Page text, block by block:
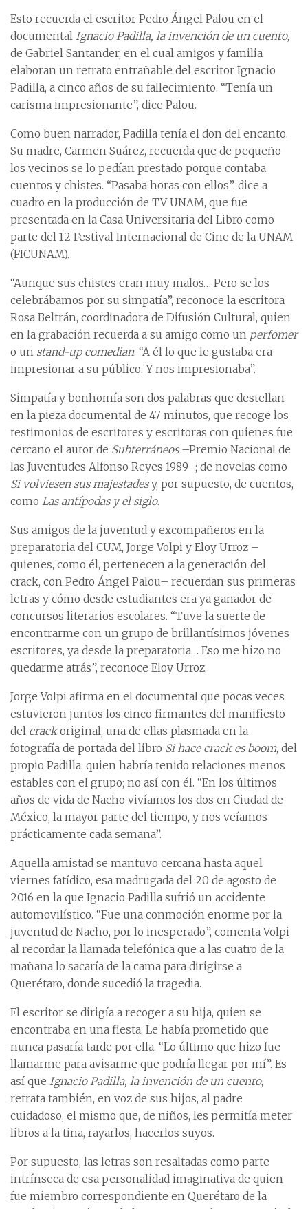
Esto recuerda el escritor Pedro Ángel Palou en el
documental Ignacio Padilla, la invención de un cuento,
de Gabriel Santander, en el cual amigos y familia
elaboran un retrato entrañable del escritor Ignacio
Padilla, a cinco años de su fallecimiento. “Tenía un
carisma impresionante”, dice Palou.
Como buen narrador, Padilla tenía el don del encanto.
Su madre, Carmen Suárez, recuerda que de pequeño
los vecinos se lo pedían prestado porque contaba
cuentos y chistes. “Pasaba horas con ellos”, dice a
cuadro en la producción de TV UNAM, que fue
presentada en la Casa Universitaria del Libro como
parte del 12 Festival Internacional de Cine de la UNAM
(FICUNAM).
“Aunque sus chistes eran muy malos… Pero se los
celebrábamos por su simpatía”, reconoce la escritora
Rosa Beltrán, coordinadora de Difusión Cultural, quien
en la grabación recuerda a su amigo como un perfomer
o un stand-up comedian: “A él lo que le gustaba era
impresionar a su público. Y nos impresionaba”.
Simpatía y bonhomía son dos palabras que destellan
en la pieza documental de 47 minutos, que recoge los
testimonios de escritores y escritoras con quienes fue
cercano el autor de Subterráneos–Premio Nacional de
las Juventudes Alfonso Reyes 1989–; de novelas como
Si volviesen sus majestadesy, por supuesto, de cuentos,
como Las antípodas y el siglo.
Sus amigos de la juventud y excompañeros en la
preparatoria del CUM, Jorge Volpi y Eloy Urroz –
quienes, como él, pertenecen a la generación del
crack, con Pedro Ángel Palou– recuerdan sus primeras
letras y cómo desde estudiantes era ya ganador de
concursos literarios escolares. “Tuve la suerte de
encontrarme con un grupo de brillantísimos jóvenes
escritores, ya desde la preparatoria… Eso me hizo no
quedarme atrás”, reconoce Eloy Urroz.
Jorge Volpi afirma en el documental que pocas veces
estuvieron juntos los cinco firmantes del manifiesto
del crackoriginal, una de ellas plasmada en la
fotografía de portada del libro Si hace crack es boom, del
propio Padilla, quien habría tenido relaciones menos
estables con el grupo; no así con él. “En los últimos
años de vida de Nacho vivíamos los dos en Ciudad de
México, la mayor parte del tiempo, y nos veíamos
prácticamente cada semana”.
Aquella amistad se mantuvo cercana hasta aquel
viernes fatídico, esa madrugada del 20 de agosto de
2016 en la que Ignacio Padilla sufrió un accidente
automovilístico. “Fue una conmoción enorme por la
juventud de Nacho, por lo inesperado”, comenta Volpi
al recordar la llamada telefónica que a las cuatro de la
mañana lo sacaría de la cama para dirigirse a
Querétaro, donde sucedió la tragedia.
El escritor se dirigía a recoger a su hija, quien se
encontraba en una fiesta. Le había prometido que
nunca pasaría tarde por ella. “Lo último que hizo fue
llamarme para avisarme que podría llegar por mí”. Es
así que Ignacio Padilla, la invención de un cuento,
retrata también, en voz de sus hijos, al padre
cuidadoso, el mismo que, de niños, les permitía meter
libros a la tina, rayarlos, hacerlos suyos.
Por supuesto, las letras son resaltadas como parte
intrínseca de esa personalidad imaginativa de quien
fue miembro correspondiente en Querétaro de la